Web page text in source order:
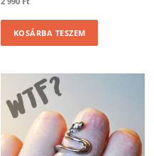
KOSÁRBA TESZEM